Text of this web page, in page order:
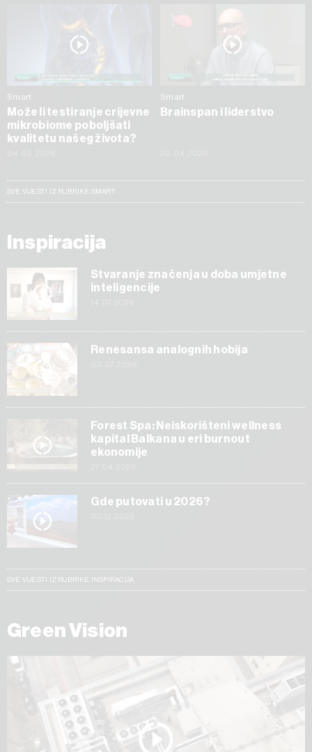
Smart
Može li testiranje crijevne
mikrobiome poboljšati
kvalitetu našeg života?
Smart
Brainspan i liderstvo
SVE VIJESTI IZ RUBRIKE SMART
Inspiracija
Stvaranje značenja u doba umjetne
inteligencije
Renesansa analognih hobija
Forest Spa: Neiskorišteni wellness
kapital Balkana u eri burnout
ekonomije
Gde putovati u 2026?
SVE VIJESTI IZ RUBRIKE INSPIRACIJA
Green Vision